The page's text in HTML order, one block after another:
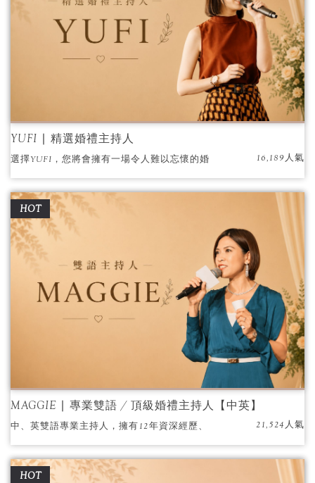
地放入一些新奇好玩的元素，舉辦ㄧ場與賓客
共享的主題盛宴吧！
YUFI ∣ 精選婚禮主持人
選擇YUFI，您將會擁有一場令人難以忘懷的婚
禮，他的專業與熱情必將為您的大喜之日增添
無限光彩。
16,189人氣
HOT
MAGGIE ∣ 專業雙語 / 頂級婚禮主持人【中英】
中、英雙語專業主持人，擁有12年資深經歷、
業界力推且知名雙語主持人首選，中文妙語 如
珠，英文流利順暢，英文口音標準且與外賓對
答如流，可全英文主持與即席翻譯，風格豐富
21,524人氣
HOT